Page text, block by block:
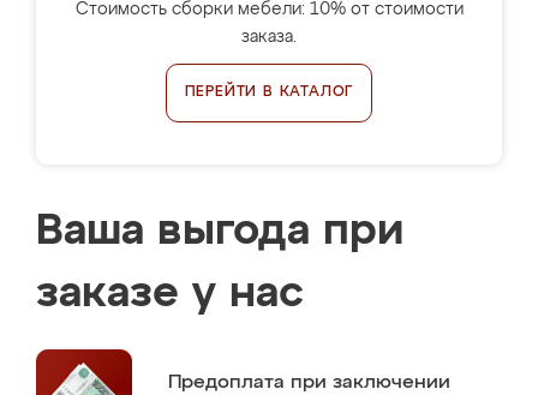
Стоимость сборки мебели: 10% от стоимости
заказа.
ПЕРЕЙТИ В КАТАЛОГ
Ваша выгода при
заказе у нас
Предоплата при заключении